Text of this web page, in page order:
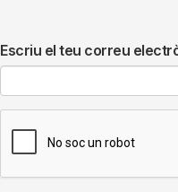
Escriu el teu correu